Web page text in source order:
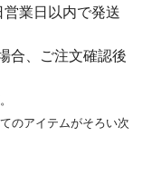
業日以内で発送
合、ご注文確認後
のアイテムがそろい次